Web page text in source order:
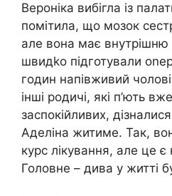
Вероніка вибігла із
помітила, що мозок
але вона має внутрішню
швидkо підготували
годин напівживий
інші родичі, які п’ють
заспокійливих,
Аделіна житиме. Так,
курс лікування, але це
Головне – дива у житті